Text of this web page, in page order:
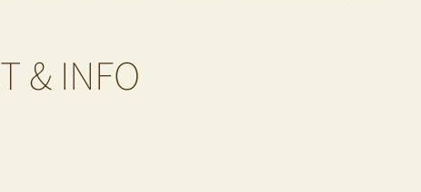
& INFO